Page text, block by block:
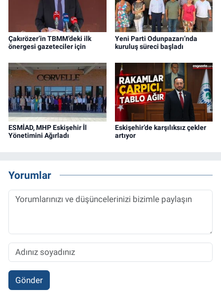
Çakırözer’in TBMM’deki ilk
önergesi gazeteciler için
Yeni Parti Odunpazarı’nda
kuruluş süreci başladı
ESMİAD, MHP Eskişehir İl
Yönetimini Ağırladı
Eskişehir’de karşılıksız çekler
artıyor
Yorumlar
Gönder